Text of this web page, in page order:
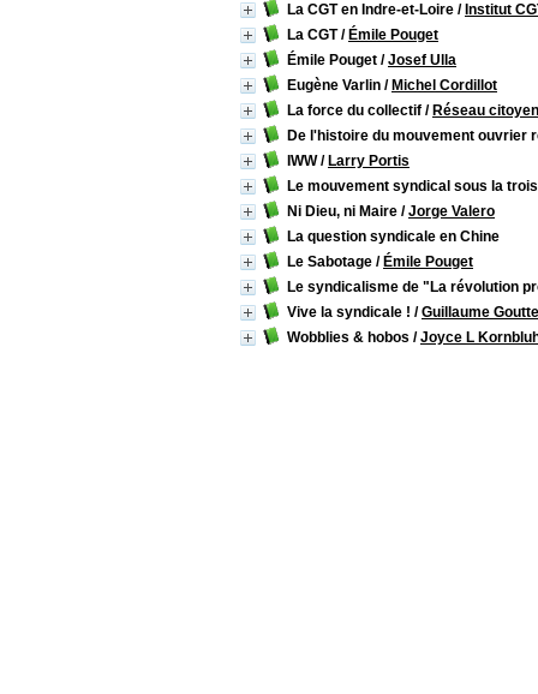
La CGT en Indre-et-Loire / Institut
La CGT/ Émile Pouget
Émile Pouget /Josef Ulla
Eugène Varlin / Michel Cordillot
La force du collectif / Réseau
De l'histoire du mouvement ouvrier
IWW/ Larry Portis
Le mouvement syndical sous la
Ni Dieu, ni Maire /Jorge Valero
La question syndicale en Chine
Le Sabotage / Émile Pouget
Le syndicalisme de "La révolution
Vive la syndicale ! /Guillaume Goutte
Wobblies & hobos /Joyce L